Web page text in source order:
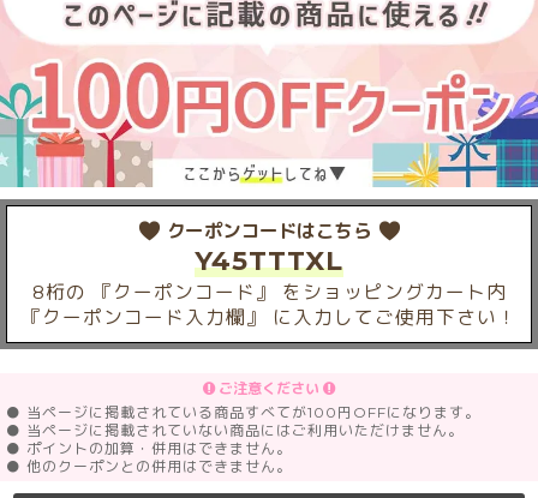
クーポンコードはこちら
Y45TTTXL
8桁の 『クーポンコード』 をショッピングカート内
『クーポンコード入力欄』 に入力してご使用下さい！
ご注意ください
● 当ページに掲載されている商品すべてが100円OFFになります。
● 当ページに掲載されていない商品にはご利用いただけません。
● ポイントの加算・併用はできません。
● 他のクーポンとの併用はできません。